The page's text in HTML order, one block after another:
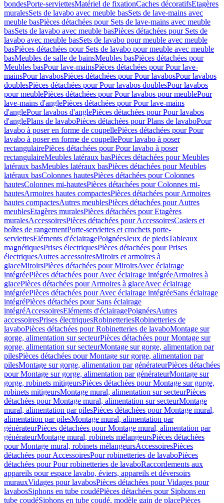
bondesPorte-serviettesMatériel de fixationCaches décoratifsEtagères
muralesSets de lavabo avec meuble basSets de lave-mains avec
meuble basPièces détachées pour Sets de lave-mains avec meuble
basSets de lavabo avec meuble basPièces détachées pour Sets de
lavabo avec meuble basSets de lavabo pour meuble avec meuble
basPièces détachées pour Sets de lavabo pour meuble avec meuble
basMeubles de salle de bainsMeubles basPièces détachées pour
Meubles basPour lave-mainsPièces détachées pour Pour lave-
mainsPour lavabosPièces détachées pour Pour lavabosPour lavabos
doublesPièces détachées pour Pour lavabos doublesPour lavabos
pour meublePièces détachées pour Pour lavabos pour meublePour
lave-mains d'anglePièces détachées pour Pour lave-mains
d'anglePour lavabos d'anglePièces détachées pour Pour lavabos
d'anglePlans de lavaboPièces détachées pour Plans de lavaboPour
lavabo à poser en forme de coupellePièces détachées pour Pour
lavabo à poser en forme de coupellePour lavabo à poser
rectangulairePièces détachées pour Pour lavabo à poser
rectangulaireMeubles latéraux basPièces détachées pour Meubles
latéraux basMeubles latéraux basPièces détachées pour Meubles
latéraux basColonnes hautesPièces détachées pour Colonnes
hautesColonnes mi-hautesPièces détachées pour Colonnes mi-
hautesArmoires hautes compactesPièces détachées pour Armoires
hautes compactesAutres meublesPièces détachées pour Autres
meublesEtagères muralesPièces détachées pour Etagères
muralesAccessoiresPièces détachées pour AccessoiresCasiers et
boîtes de rangementPorte-serviettes et crochets porte-
serviettesEléments d'éclairagePoignéesJeux de piedsTableaux
magnétiquesPrises électriquesPièces détachées pour Prises
électriquesAutres accessoiresMiroirs et armoires à
glaceMiroirsPièces détachées pour MiroirsAvec éclairage
intégréePièces détachées pour Avec éclairage intégréeArmoires à
glacePièces détachées pour Armoires à glaceAvec éclairage
intégréePièces détachées pour Avec éclairage intégréeSans éclairage
intégréPièces détachées pour Sans éclairage
intégréAccessoiresEléments d'éclairagePoignéesAutres
accessoiresPrises électriquesRobinetteriesRobinetteries de
lavaboPièces détachées pour Robinetteries de lavaboMontage sur
gorge, alimentation sur secteurPièces détachées pour Montage sur
gorge, alimentation sur secteurMontage sur gorge, alimentation par
pilesPièces détachées pour Montage sur gorge, alimentation par
pilesMontage sur gorge, alimentation par générateurPièces détachées
pour Montage sur gorge, alimentation par générateurMontage sur
gorge, robinets mitigeursPièces détachées pour Montage sur gorge,
robinets mitigeursMontage mural, alimentation sur secteurPièces
détachées pour Montage mural, alimentation sur secteurMontage
mural, alimentation par pilesPièces détachées pour Montage mural,
alimentation par pilesMontage mural, alimentation par
générateurPièces détachées pour Montage mural, alimentation par
générateurMontage mural, robinets mélangeursPièces détachées
pour Montage mural, robinets mélangeursAccessoiresPièces
détachées pour AccessoiresPour robinetteries de lavaboPièces
détachées pour Pour robinetteries de lavaboRaccordements aux
appareils pour espace lavabo, éviers, appareils et déversoirs
murauxVidages pour lavabosPièces détachées pour Vidages pour
lavabosSiphons en tube coudéPièces détachées pour Siphons en
tube coudéSiphons en tube coudé, modèle gain de placePièces